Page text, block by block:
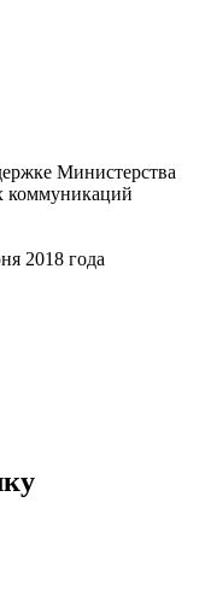
Министерства
коммуникаций
2018 года